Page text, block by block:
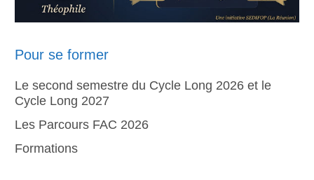
Pour se former
Le second semestre du Cycle Long 2026 et le
Cycle Long 2027
Les Parcours FAC 2026
Formations